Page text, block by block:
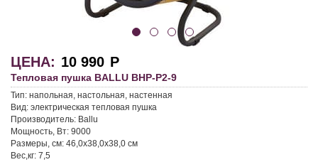
ЦЕНА: 10 990 Р
Тепловая пушка BALLU BHP-P2-9
Тип: напольная, настольная, настенная
Вид: электрическая тепловая пушка
Производитель: Ballu
Мощность, Вт: 9000
Размеры, см: 46,0x38,0x38,0 см
Вес,кг: 7,5